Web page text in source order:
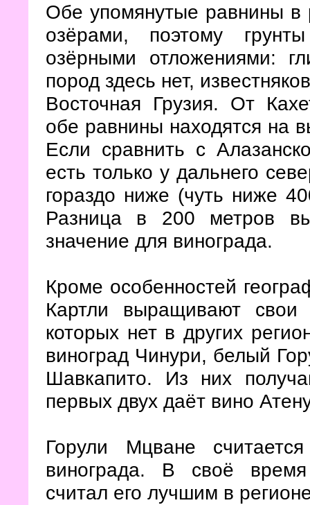
Обе упомянутые равнины в
озёрами, поэтому
озёрными отложениями:
пород здесь нет,
Восточная Грузия. От
обе равнины находятся на
Если сравнить с
есть только у дальнего
гораздо ниже (чуть ниже
Разница в 200 метров
значение для винограда.
Кроме особенностей
Картли выращивают свои
которых нет в других
виноград Чинури, белый
Шавкапито. Из них
первых двух даёт вино
Горули Мцване
винограда. В своё
считал его лучшим в